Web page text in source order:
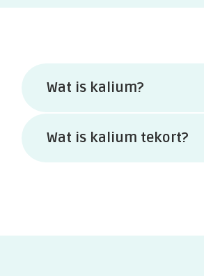
Wat is kalium?
Wat is kalium tekort?
werking van je spieren en zenuwen,